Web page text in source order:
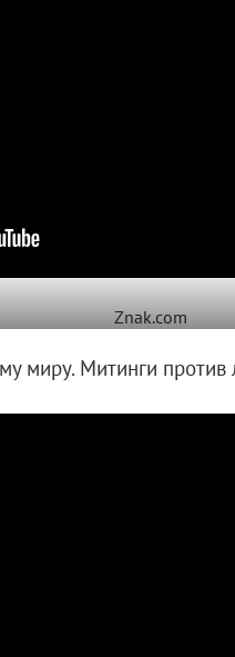
миру. Митинги против